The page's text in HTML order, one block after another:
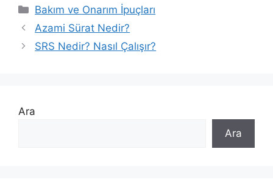
Kategoriler
Bakım ve Onarım İpuçları
Azami Sürat Nedir?
SRS Nedir? Nasıl Çalışır?
Ara
Ara